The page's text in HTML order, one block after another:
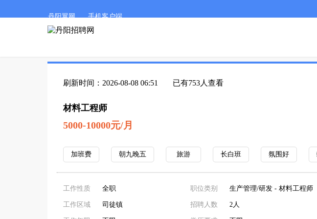
丹阳翼网 手机客户端
刷新时间：2026-08-08 06:51 已有753人查看
材料工程师
5000-10000元/月
加班费 朝九晚五 旅游 长白班 氛围好
工作性质 全职
工作区域 司徒镇
职位类别 生产管理/研发 - 材料工程师
招聘人数 2人